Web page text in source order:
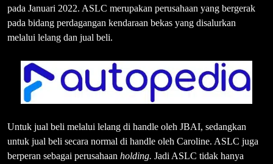
pada Januari 2022. ASLC merupakan perusahaan yang bergerak
pada bidang perdagangan kendaraan bekas yang disalurkan
melalui lelang dan jual beli.
Untuk jual beli melalui lelang di handle oleh JBAI, sedangkan
untuk jual beli secara normal di handle oleh Caroline. ASLC juga
berperan sebagai perusahaan holding. Jadi ASLC tidak hanya